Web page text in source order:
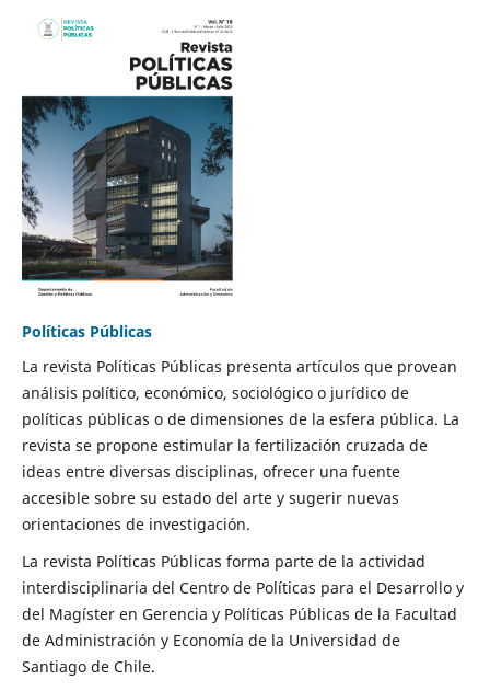
Políticas Públicas
La revista Políticas Públicas presenta artículos que provean
análisis político, económico, sociológico o jurídico de
políticas públicas o de dimensiones de la esfera pública. La
revista se propone estimular la fertilización cruzada de
ideas entre diversas disciplinas, ofrecer una fuente
accesible sobre su estado del arte y sugerir nuevas
orientaciones de investigación.
La revista Políticas Públicas forma parte de la actividad
interdisciplinaria del Centro de Políticas para el Desarrollo y
del Magíster en Gerencia y Políticas Públicas de la Facultad
de Administración y Economía de la Universidad de
Santiago de Chile.